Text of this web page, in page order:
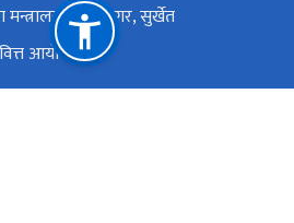
वीरेन्द्रनगर, सुर्खेत
वित्त आयोग